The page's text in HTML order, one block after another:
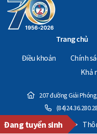
Trang chủ
Điều khoản
Chính
Khả
207 đường Giải
Copyright © 2024 - The National
Đang tuyển sinh
≫ Thông báo tuyển